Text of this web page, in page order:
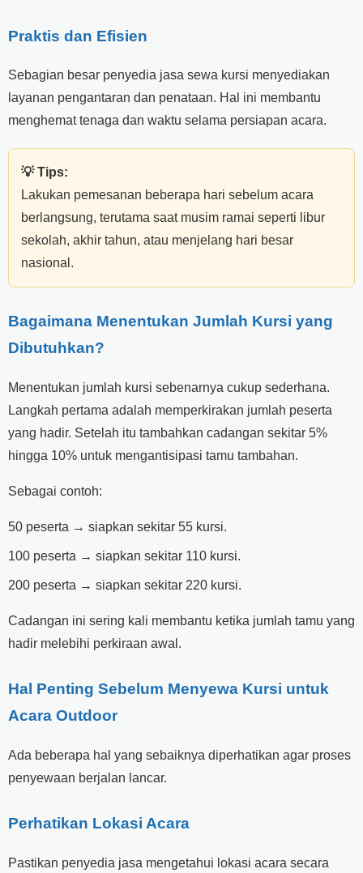
Praktis dan Efisien
Sebagian besar penyedia jasa sewa kursi menyediakan
layanan pengantaran dan penataan. Hal ini membantu
menghemat tenaga dan waktu selama persiapan acara.
💡 Tips:
Lakukan pemesanan beberapa hari sebelum acara
berlangsung, terutama saat musim ramai seperti libur
sekolah, akhir tahun, atau menjelang hari besar
nasional.
Bagaimana Menentukan Jumlah Kursi yang
Dibutuhkan?
Menentukan jumlah kursi sebenarnya cukup sederhana.
Langkah pertama adalah memperkirakan jumlah peserta
yang hadir. Setelah itu tambahkan cadangan sekitar 5%
hingga 10% untuk mengantisipasi tamu tambahan.
Sebagai contoh:
50 peserta → siapkan sekitar 55 kursi.
100 peserta → siapkan sekitar 110 kursi.
200 peserta → siapkan sekitar 220 kursi.
Cadangan ini sering kali membantu ketika jumlah tamu yang
hadir melebihi perkiraan awal.
Hal Penting Sebelum Menyewa Kursi untuk
Acara Outdoor
Ada beberapa hal yang sebaiknya diperhatikan agar proses
penyewaan berjalan lancar.
Perhatikan Lokasi Acara
Pastikan penyedia jasa mengetahui lokasi acara secara